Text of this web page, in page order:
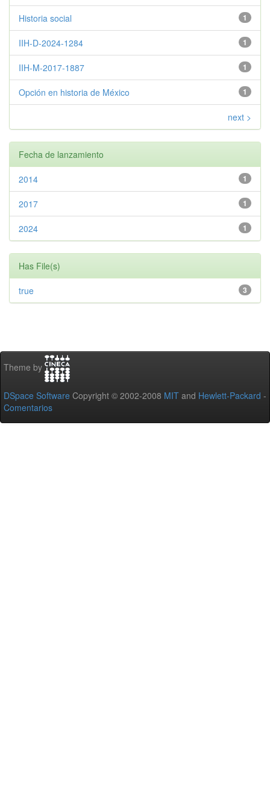
1
Historia social
1
IIH-D-2024-1284
1
IIH-M-2017-1887
1
Opción en historia de México
next >
Fecha de lanzamiento
1
2014
1
2017
1
2024
Has File(s)
3
true
Theme by
DSpace Software Copyright © 2002-2008 MIT and Hewlett-Packard -
Comentarios